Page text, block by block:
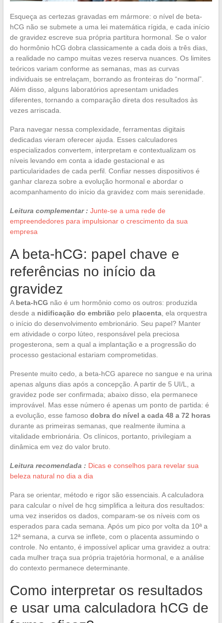
Esqueça as certezas gravadas em mármore: o nível de beta-
hCG não se submete a uma lei matemática rígida, e cada início
de gravidez escreve sua própria partitura hormonal. Se o valor
do hormônio hCG dobra classicamente a cada dois a três dias,
a realidade no campo muitas vezes reserva nuances. Os limites
teóricos variam conforme as semanas, mas as curvas
individuais se entrelaçam, borrando as fronteiras do “normal”.
Além disso, alguns laboratórios apresentam unidades
diferentes, tornando a comparação direta dos resultados às
vezes arriscada.
Para navegar nessa complexidade, ferramentas digitais
dedicadas vieram oferecer ajuda. Esses calculadores
especializados convertem, interpretam e contextualizam os
níveis levando em conta a idade gestacional e as
particularidades de cada perfil. Confiar nesses dispositivos é
ganhar clareza sobre a evolução hormonal e abordar o
acompanhamento do início da gravidez com mais serenidade.
Leitura complementar : Junte-se a uma rede de
empreendedores para impulsionar o crescimento da sua
empresa
A beta-hCG: papel chave e
referências no início da
gravidez
A beta-hCG não é um hormônio como os outros: produzida
desde a nidificação do embrião pelo placenta, ela orquestra
o início do desenvolvimento embrionário. Seu papel? Manter
em atividade o corpo lúteo, responsável pela preciosa
progesterona, sem a qual a implantação e a progressão do
processo gestacional estariam comprometidas.
Presente muito cedo, a beta-hCG aparece no sangue e na urina
apenas alguns dias após a concepção. A partir de 5 UI/L, a
gravidez pode ser confirmada; abaixo disso, ela permanece
improvável. Mas esse número é apenas um ponto de partida: é
a evolução, esse famoso dobra do nível a cada 48 a 72 horas
durante as primeiras semanas, que realmente ilumina a
vitalidade embrionária. Os clínicos, portanto, privilegiam a
dinâmica em vez do valor bruto.
Leitura recomendada : Dicas e conselhos para revelar sua
beleza natural no dia a dia
Para se orientar, método e rigor são essenciais. A calculadora
para calcular o nível de hcg simplifica a leitura dos resultados:
uma vez inseridos os dados, comparam-se os níveis com os
esperados para cada semana. Após um pico por volta da 10ª a
12ª semana, a curva se inflete, com o placenta assumindo o
controle. No entanto, é impossível aplicar uma gravidez a outra:
cada mulher traça sua própria trajetória hormonal, e a análise
do contexto permanece determinante.
Como interpretar os resultados
e usar uma calculadora hCG de